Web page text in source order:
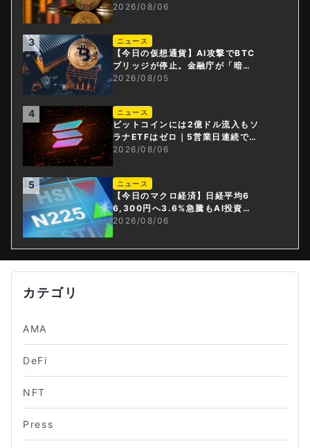
ドル減
2026/08/06
3 ニュース
【今日の仮想通貨】AI攻撃でBTC
ブリッジが停止。金融庁が「暗号
資産・ステーブルコイン課」新設
2026/08/05
4 ニュース
ビットコインには2億ドル流入もソ
ラナETFはゼロ｜5営業日連続で停
止
2026/08/06
5 ニュース
【今日のマクロ経済】日経平均6
6,300円へ3.6%急騰もAI投資回
収懸念が再燃
2026/08/06
カテゴリ
AMA
DeFi
NFT
Press